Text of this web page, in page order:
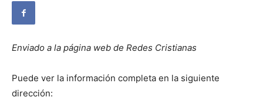
Enviado a la página web de Redes Cristianas
Puede ver la información completa en la siguiente
dirección: